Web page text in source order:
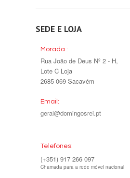
SEDE E LOJA
Morada :
Rua João de Deus Nº 2 - H,
Lote C Loja
2685-069 Sacavém
Email:
geral@domingosrei.pt
Telefones:
(+351) 917 266 097
Chamada para a rede móvel nacional